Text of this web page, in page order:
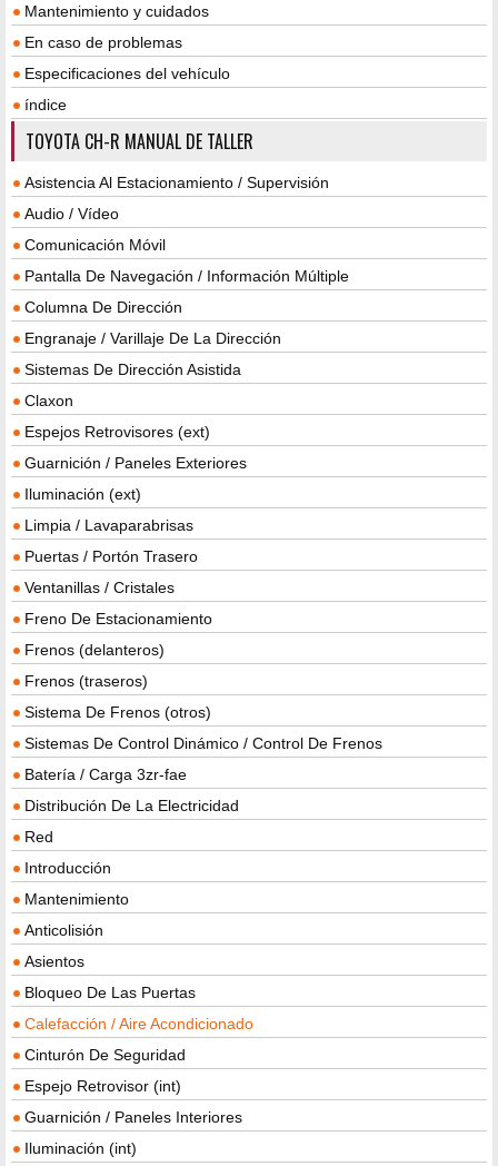
Mantenimiento y cuidados
En caso de problemas
Especificaciones del vehículo
índice
TOYOTA CH-R MANUAL DE TALLER
Asistencia Al Estacionamiento / Supervisión
Audio / Vídeo
Comunicación Móvil
Pantalla De Navegación / Información Múltiple
Columna De Dirección
Engranaje / Varillaje De La Dirección
Sistemas De Dirección Asistida
Claxon
Espejos Retrovisores (ext)
Guarnición / Paneles Exteriores
Iluminación (ext)
Limpia / Lavaparabrisas
Puertas / Portón Trasero
Ventanillas / Cristales
Freno De Estacionamiento
Frenos (delanteros)
Frenos (traseros)
Sistema De Frenos (otros)
Sistemas De Control Dinámico / Control De Frenos
Batería / Carga 3zr-fae
Distribución De La Electricidad
Red
Introducción
Mantenimiento
Anticolisión
Asientos
Bloqueo De Las Puertas
Calefacción / Aire Acondicionado
Cinturón De Seguridad
Espejo Retrovisor (int)
Guarnición / Paneles Interiores
Iluminación (int)